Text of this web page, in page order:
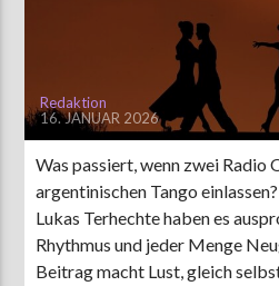
Redaktion
16. JANUAR 2026
Was passiert, wenn zwei Radio
argentinischen Tango
Lukas Terhechte haben es
Rhythmus und jeder Menge
Beitrag macht Lust, gleich